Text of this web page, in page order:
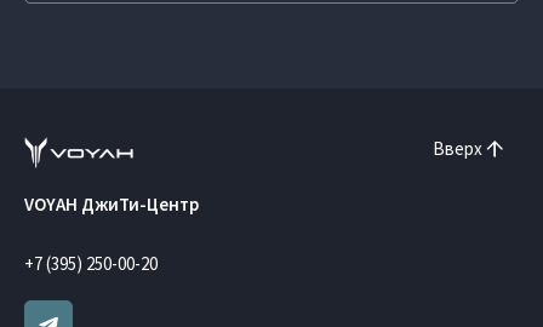
Вверх
VOYAH ДжиТи-Центр
+7 (395) 250-00-20